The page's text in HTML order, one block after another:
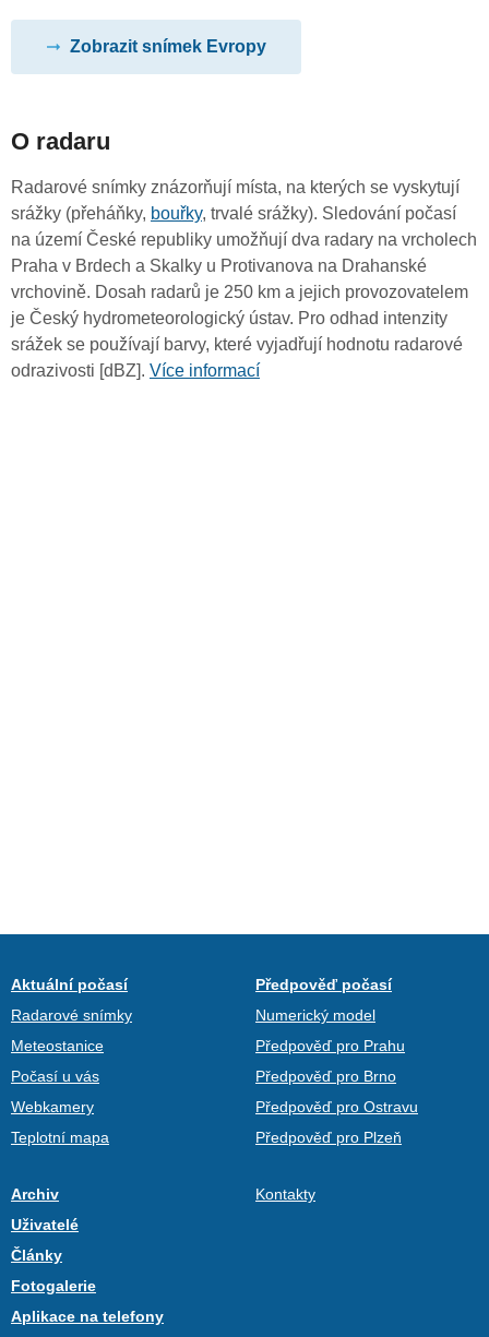
Zobrazit snímek Evropy
O radaru
Radarové snímky znázorňují místa, na kterých se vyskytují
srážky (přeháňky, bouřky, trvalé srážky). Sledování počasí
na území České republiky umožňují dva radary na vrcholech
Praha v Brdech a Skalky u Protivanova na Drahanské
vrchovině. Dosah radarů je 250 km a jejich provozovatelem
je Český hydrometeorologický ústav. Pro odhad intenzity
srážek se používají barvy, které vyjadřují hodnotu radarové
odrazivosti [dBZ]. Více informací
Aktuální počasí
Radarové snímky
Meteostanice
Počasí u vás
Webkamery
Teplotní mapa
Předpověď počasí
Numerický model
Předpověď pro Prahu
Předpověď pro Brno
Předpověď pro Ostravu
Předpověď pro Plzeň
Archiv
Uživatelé
Články
Fotogalerie
Aplikace na telefony
Kontakty